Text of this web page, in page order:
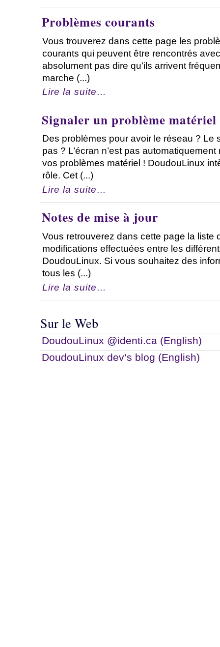
Problèmes courants
Vous trouverez dans cette page les
courants qui peuvent être rencontrés
absolument pas dire qu’ils arrivent
marche (...)
Lire la suite…
Signaler un problème matériel
Des problèmes pour avoir le réseau ? Le
pas ? L’écran n’est pas
vos problèmes matériel ! DoudouLinux
rôle. Cet (...)
Lire la suite…
Notes de mise à jour
Vous retrouverez dans cette page la liste
modifications effectuées entre les
DoudouLinux. Si vous souhaitez des
tous les (...)
Lire la suite…
Sur le Web
DoudouLinux @identi.ca (English)
DoudouLinux dev’s blog (English)